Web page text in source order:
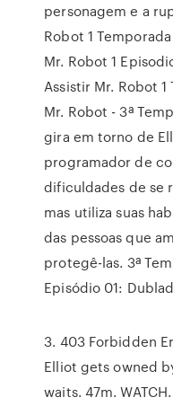
personagem e a
Robot 1
Mr. Robot 1
Assistir Mr. Robot
Mr. Robot - 3ª
gira em torno de
programador de
dificuldades de se
mas utiliza suas
das pessoas que
protegê-las. 3ª
Episódio 01:
3. 403 Forbidden
Elliot gets owned
waits. 47m.